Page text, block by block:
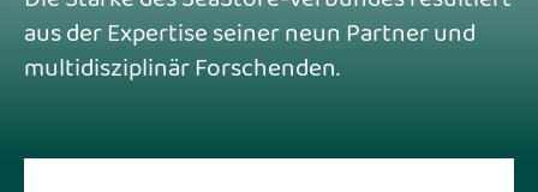
Küstenschutz
Projekt
aus der Expertise seiner neun Partner und
mul­ti­dis­zi­p­li­när Forschenden.